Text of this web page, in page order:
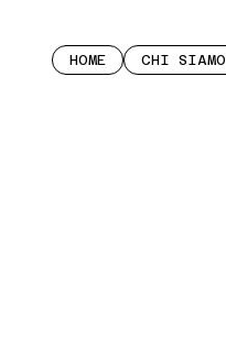
HOME CHI SIAMO